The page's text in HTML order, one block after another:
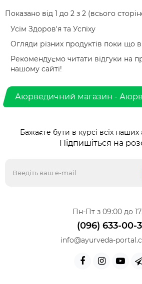
Показано від 1 до 2 з 2 (всього
Усім Здоров'я та Успіху
Огляди різних продуктів поки що
Рекомендуємо читати відгуки на
нашому сайті!
Аюрведичний магазин -
Бажаєте бути в курсі всіх наших
Підпишіться на
Пн-Пт з 09:00 до
(096) 633-00-
info@ayurveda-